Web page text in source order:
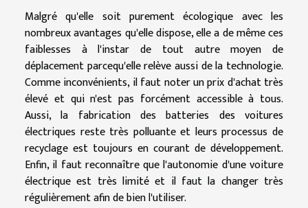
Malgré qu'elle soit purement écologique avec les
nombreux avantages qu'elle dispose, elle a de même ces
faiblesses à l'instar de tout autre moyen de
déplacement parcequ'elle relève aussi de la technologie.
Comme inconvénients, il faut noter un prix d'achat très
élevé et qui n'est pas forcément accessible à tous.
Aussi, la fabrication des batteries des voitures
électriques reste très polluante et leurs processus de
recyclage est toujours en courant de développement.
Enfin, il faut reconnaître que l'autonomie d'une voiture
électrique est très limité et il faut la changer très
régulièrement afin de bien l'utiliser.